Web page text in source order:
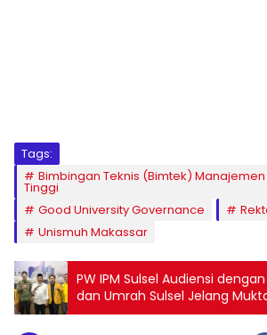
Tags:
Bimbingan Teknis (Bimtek)
Tinggi
Good University Governance
Unismuh Makassar
PW IPM Sulsel Audiensi
dan Umrah Sulsel Jelang